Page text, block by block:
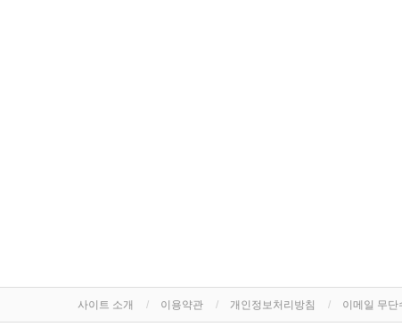
사이트 소개 이용약관 개인정보처리방침 이메일 무단